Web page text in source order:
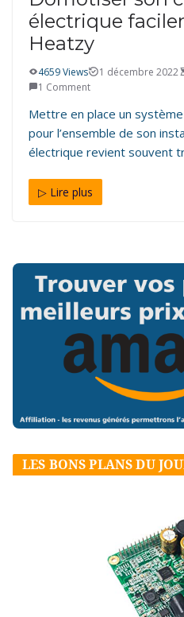
électrique
Heatzy
4659 Views 1 décembre 2022
1 Comment
Mettre en place un
pour l’ensemble de son
électrique revient souvent
▷ Lire plus
LES BONS PLANS DU